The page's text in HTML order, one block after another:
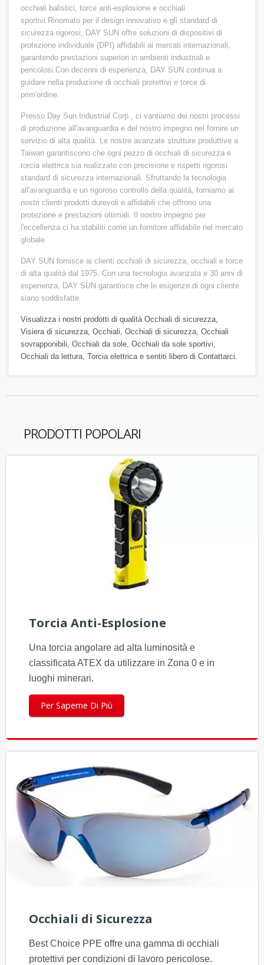
occhiali balistici, torce anti-esplosione e occhiali
sportivi.Rinomato per il design innovativo e gli standard di
sicurezza rigorosi, DAY SUN offre soluzioni di dispositivi di
protezione individuale (DPI) affidabili ai mercati internazionali,
garantendo prestazioni superiori in ambienti industriali e
pericolosi.Con decenni di esperienza, DAY SUN continua a
guidare nella produzione di occhiali protettivi e torce di
prim'ordine.
Presso Day Sun Industrial Corp., ci vantiamo dei nostri processi
di produzione all'avanguardia e del nostro impegno nel fornire un
servizio di alta qualità. Le nostre avanzate strutture produttive a
Taiwan garantiscono che ogni pezzo di occhiali di sicurezza e
torcia elettrica sia realizzato con precisione e rispetti rigorosi
standard di sicurezza internazionali. Sfruttando la tecnologia
all'avanguardia e un rigoroso controllo della qualità, forniamo ai
nostri clienti prodotti durevoli e affidabili che offrono una
protezione e prestazioni ottimali. Il nostro impegno per
l'eccellenza ci ha stabiliti come un fornitore affidabile nel mercato
globale.
DAY SUN fornisce ai clienti occhiali di sicurezza, occhiali e torce
di alta qualità dal 1975. Con una tecnologia avanzata e 30 anni di
esperienza, DAY SUN garantisce che le esigenze di ogni cliente
siano soddisfatte.
Visualizza i nostri prodotti di qualità Occhiali di sicurezza,
Visiera di sicurezza, Occhiali, Occhiali di sicurezza, Occhiali
sovrapponibili, Occhiali da sole, Occhiali da sole sportivi,
Occhiali da lettura, Torcia elettricae sentiti libero di Contattarci.
PRODOTTI POPOLARI
Torcia Anti-Esplosione
Una torcia angolare ad alta luminosità e
classificata ATEX da utilizzare in Zona 0 e in
luoghi minerari.
Per Saperne Di Più
Occhiali di Sicurezza
Best Choice PPE offre una gamma di occhiali
protettivi per condizioni di lavoro pericolose.